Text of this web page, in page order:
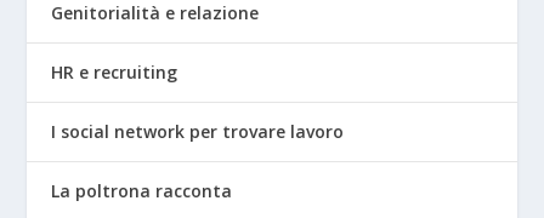
Genitorialità e relazione
HR e recruiting
I social network per trovare lavoro
La poltrona racconta